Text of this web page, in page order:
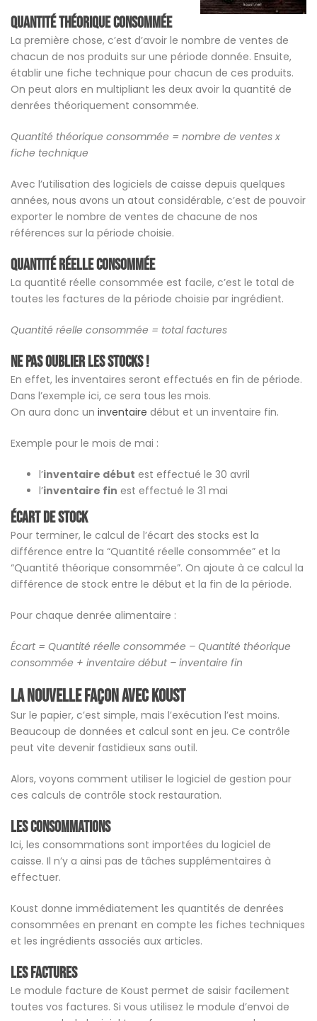
Quantité théorique consommée
La première chose, c’est d’avoir le nombre de ventes de
chacun de nos produits sur une période donnée. Ensuite,
établir une fiche technique pour chacun de ces produits.
On peut alors en multipliant les deux avoir la quantité de
denrées théoriquement consommée.
Quantité théorique consommée = nombre de ventes x
fiche technique
Avec l’utilisation des logiciels de caisse depuis quelques
années, nous avons un atout considérable, c’est de pouvoir
exporter le nombre de ventes de chacune de nos
références sur la période choisie.
Quantité réelle consommée
La quantité réelle consommée est facile, c’est le total de
toutes les factures de la période choisie par ingrédient.
Quantité réelle consommée = total factures
Ne pas oublier les stocks !
En effet, les inventaires seront effectués en fin de période.
Dans l’exemple ici, ce sera tous les mois.
On aura donc un inventaire début et un inventaire fin.
Exemple pour le mois de mai :
l’inventaire début est effectué le 30 avril
l’inventaire fin est effectué le 31 mai
Écart de stock
Pour terminer, le calcul de l’écart des stocks est la
différence entre la “Quantité réelle consommée” et la
“Quantité théorique consommée”. On ajoute à ce calcul la
différence de stock entre le début et la fin de la période.
Pour chaque denrée alimentaire :
Écart = Quantité réelle consommée – Quantité théorique
consommée + inventaire début – inventaire fin
La nouvelle façon avec koust
Sur le papier, c’est simple, mais l’exécution l’est moins.
Beaucoup de données et calcul sont en jeu. Ce contrôle
peut vite devenir fastidieux sans outil.
Alors, voyons comment utiliser le logiciel de gestion pour
ces calculs de contrôle stock restauration.
Les consommations
Ici, les consommations sont importées du logiciel de
caisse. Il n’y a ainsi pas de tâches supplémentaires à
effectuer.
Koust donne immédiatement les quantités de denrées
consommées en prenant en compte les fiches techniques
et les ingrédients associés aux articles.
Les factures
Le module facture de Koust permet de saisir facilement
toutes vos factures. Si vous utilisez le module d’envoi de